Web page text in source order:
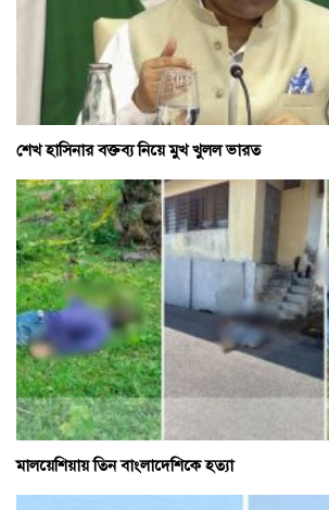
শেখ হাসিনার বক্তব্য নিয়ে মুখ খুলল ভারত
মালয়েশিয়ায় তিন বাংলাদেশিকে হত্যা